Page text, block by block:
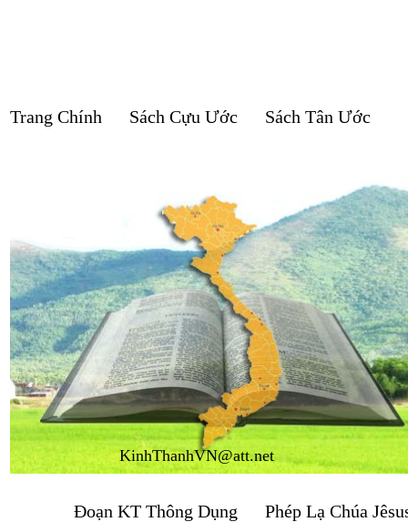
KinhThanhVN@att.net
Đoạn KT Thông Dụng Phép Lạ Chúa
Trang Chính Sách Cựu Ước Sách Tân Ước